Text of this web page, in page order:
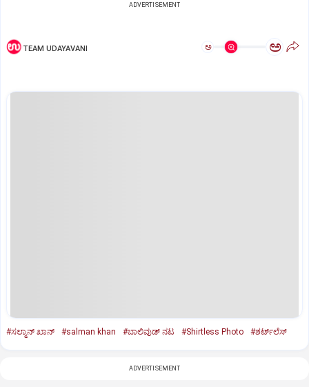
ADVERTISEMENT
TEAM UDAYAVANI ಅ ಅ
#ಸಲ್ಮಾನ್‌ ಖಾನ್‌ #salman khan #ಬಾಲಿವುಡ್‌ ನಟ #Shirtless Photo #ಶರ್ಟ್‌ಲೆಸ್‌
ADVERTISEMENT